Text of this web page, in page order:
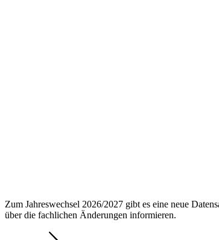
Zum Jahreswechsel 2026/2027 gibt es eine neue
über die fachlichen Änderungen informieren.